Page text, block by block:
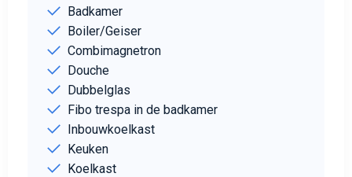
Badkamer
Boiler/Geiser
Combimagnetron
Douche
Dubbelglas
Fibo trespa in de badkamer
Inbouwkoelkast
Keuken
Koelkast